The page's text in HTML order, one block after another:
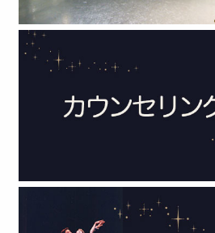
2023年 (13)
2020年 (3)